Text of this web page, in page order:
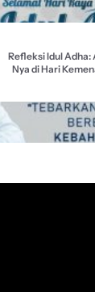
Refleksi Idul Adha:
Nya di Hari